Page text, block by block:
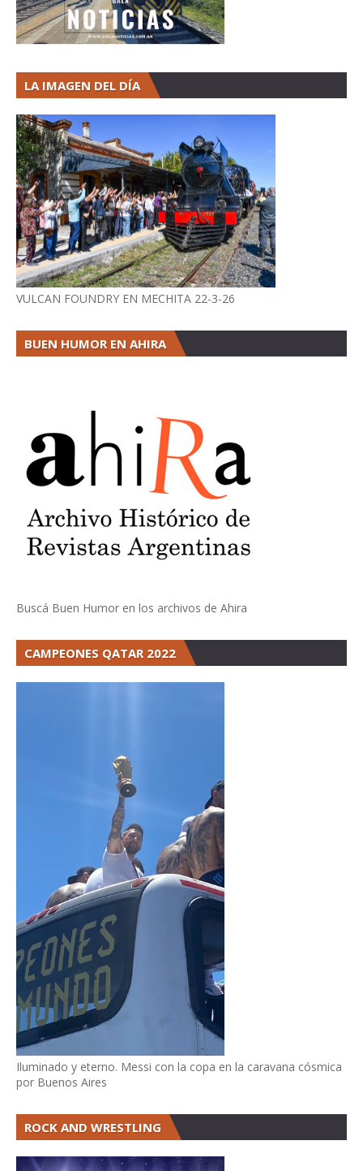
LA IMAGEN DEL DÍA
VULCAN FOUNDRY EN MECHITA 22-3-26
BUEN HUMOR EN AHIRA
Buscá Buen Humor en los archivos de Ahira
CAMPEONES QATAR 2022
Iluminado y eterno. Messi con la copa en la caravana cósmica
por Buenos Aires
ROCK AND WRESTLING